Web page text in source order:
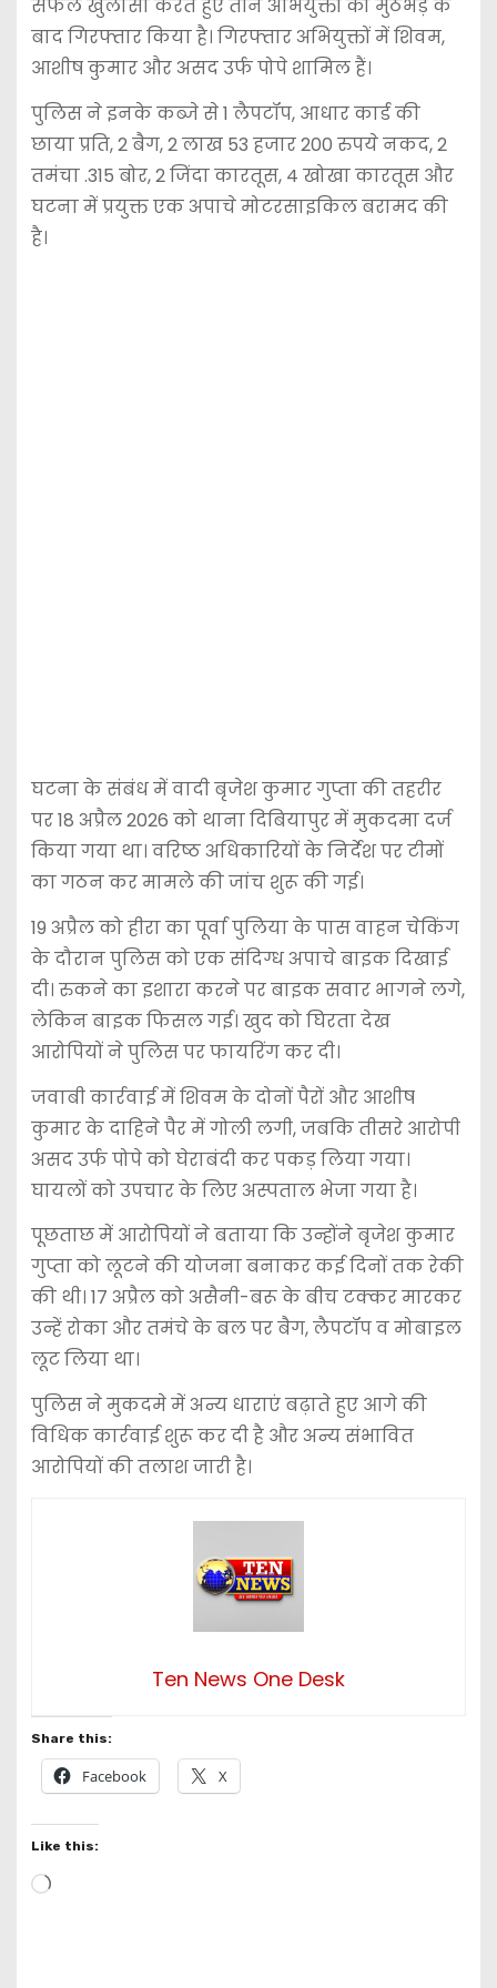
सफल खुलासा करते हुए तीन अभियुक्तों को मुठभेड़ के
बाद गिरफ्तार किया है। गिरफ्तार अभियुक्तों में शिवम,
आशीष कुमार और असद उर्फ पोपे शामिल हैं।
पुलिस ने इनके कब्जे से 1 लैपटॉप, आधार कार्ड की
छाया प्रति, 2 बैग, 2 लाख 53 हजार 200 रुपये नकद, 2
तमंचा .315 बोर, 2 जिंदा कारतूस, 4 खोखा कारतूस और
घटना में प्रयुक्त एक अपाचे मोटरसाइकिल बरामद की
है।
घटना के संबंध में वादी बृजेश कुमार गुप्ता की तहरीर
पर 18 अप्रैल 2026 को थाना दिबियापुर में मुकदमा दर्ज
किया गया था। वरिष्ठ अधिकारियों के निर्देश पर टीमों
का गठन कर मामले की जांच शुरू की गई।
19 अप्रैल को हीरा का पूर्वा पुलिया के पास वाहन चेकिंग
के दौरान पुलिस को एक संदिग्ध अपाचे बाइक दिखाई
दी। रुकने का इशारा करने पर बाइक सवार भागने लगे,
लेकिन बाइक फिसल गई। खुद को घिरता देख
आरोपियों ने पुलिस पर फायरिंग कर दी।
जवाबी कार्रवाई में शिवम के दोनों पैरों और आशीष
कुमार के दाहिने पैर में गोली लगी, जबकि तीसरे आरोपी
असद उर्फ पोपे को घेराबंदी कर पकड़ लिया गया।
घायलों को उपचार के लिए अस्पताल भेजा गया है।
पूछताछ में आरोपियों ने बताया कि उन्होंने बृजेश कुमार
गुप्ता को लूटने की योजना बनाकर कई दिनों तक रेकी
की थी। 17 अप्रैल को असैनी-बरू के बीच टक्कर मारकर
उन्हें रोका और तमंचे के बल पर बैग, लैपटॉप व मोबाइल
लूट लिया था।
पुलिस ने मुकदमे में अन्य धाराएं बढ़ाते हुए आगे की
विधिक कार्रवाई शुरू कर दी है और अन्य संभावित
आरोपियों की तलाश जारी है।
Ten News One Desk
Share this:
Facebook X
Like this:
L